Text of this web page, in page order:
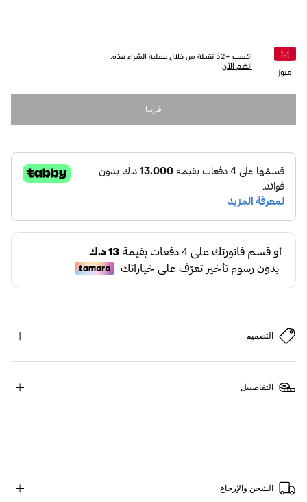
ميوز
اكسب +52 نقطة من خلال عملية الشراء هذه.
انضم الآن
قريبا
التصميم
التفاصييل
الشحن والإرجاع